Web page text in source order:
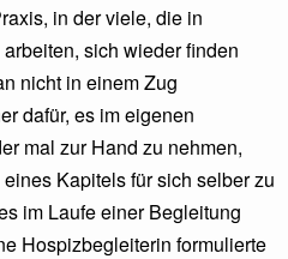
in der viele, die in
sich wieder finden
nicht in einem Zug
dafür, es im eigenen
mal zur Hand zu nehmen,
Kapitels für sich selber zu
im Laufe einer Begleitung
Hospizbegleiterin formulierte